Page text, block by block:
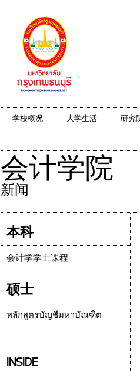
学校概况 大学生活 研究
会计学院
新闻
本科
会计学学士课程
硕士
หลักสูตรบัญชีมหาบัณฑิต
INSIDE